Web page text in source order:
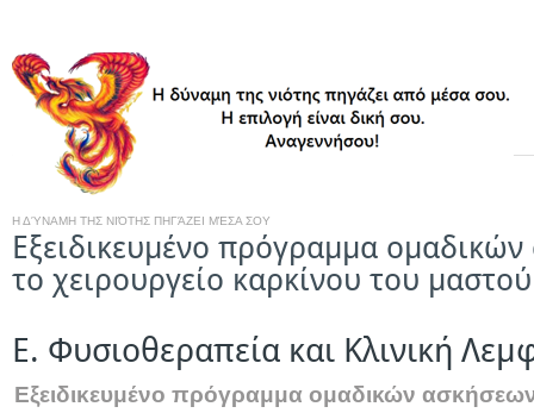
Η ΔΎΝΑΜΗ ΤΗΣ ΝΙΌΤΗΣ ΠΗΓΆΖΕΙ ΜΈΣΑ ΣΟΥ
Εξειδικευμένο πρόγραμμα
το χειρουργείο καρκίνου του μαστού
Ε. Φυσιοθεραπεία και Κλινική
Εξειδικευμένο πρόγραμμα ομαδικών ασκήσεων